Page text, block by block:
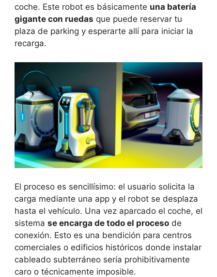
coche. Este robot es básicamente una batería
gigante con ruedas que puede reservar tu
plaza de parking y esperarte allí para iniciar la
recarga.
El proceso es sencillísimo: el usuario solicita la
carga mediante una app y el robot se desplaza
hasta el vehículo. Una vez aparcado el coche, el
sistema se encarga de todo el proceso de
conexión. Esto es una bendición para centros
comerciales o edificios históricos donde instalar
cableado subterráneo sería prohibitivamente
caro o técnicamente imposible.